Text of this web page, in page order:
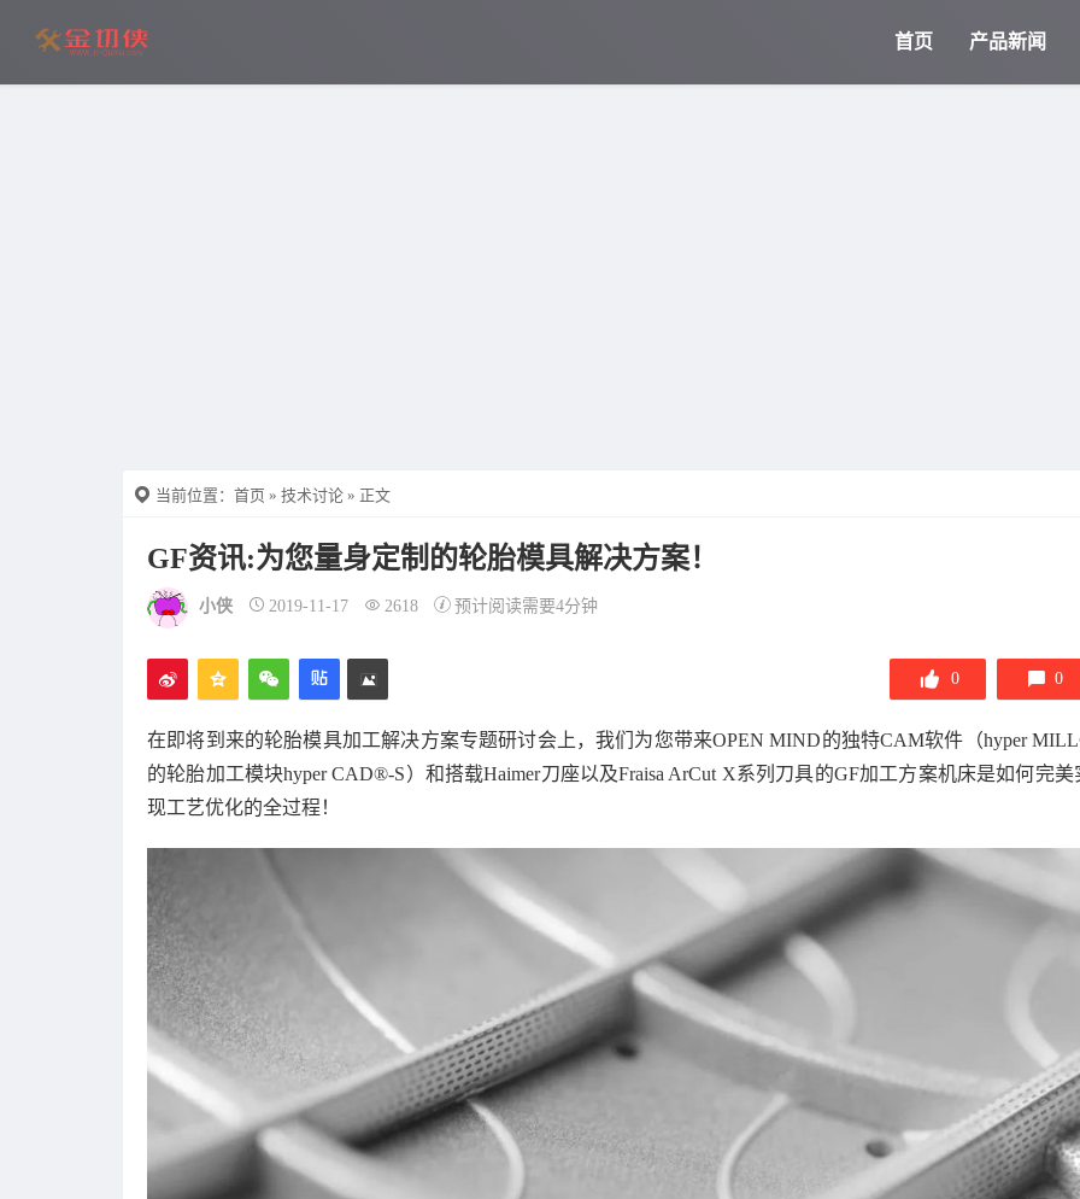
首页 产品新闻
当前位置： 首页 » 技术讨论 » 正文
GF资讯:为您量身定制的轮胎模具解决方案！
小侠 2019-11-17 2618 预计阅读需要4分钟
0 0
在即将到来的轮胎模具加工解决方案专题研讨会上，我们为您带来OPEN MIND的独特CAM软件（hyper
的轮胎加工模块hyper CAD®-S）和搭载Haimer刀座以及Fraisa ArCut X系列刀具的GF加工方案机床是如何完美
现工艺优化的全过程！